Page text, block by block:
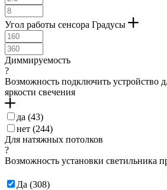
Угол работы сенсора Градусы
Диммируемость
?
Возможность подключить устройство
яркости свечения
да (43)
нет (244)
Для натяжных потолков
?
Возможность установки светильника
Да (308)